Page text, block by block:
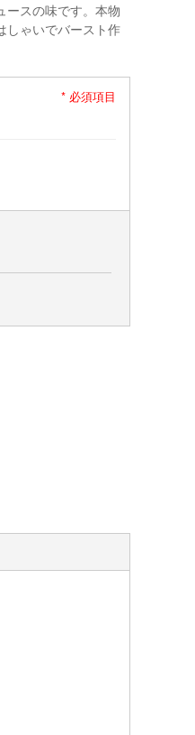
ースの味です。本物
しゃいでバースト作
* 必須項目